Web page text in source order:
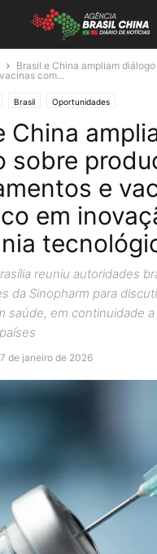
Brasil e China ampliam
com...
Brasil Oportunidades
China
sobre
e
em
reuniu autoridades
da Sinopharm para
saúde, em continuidade
de janeiro de 2026